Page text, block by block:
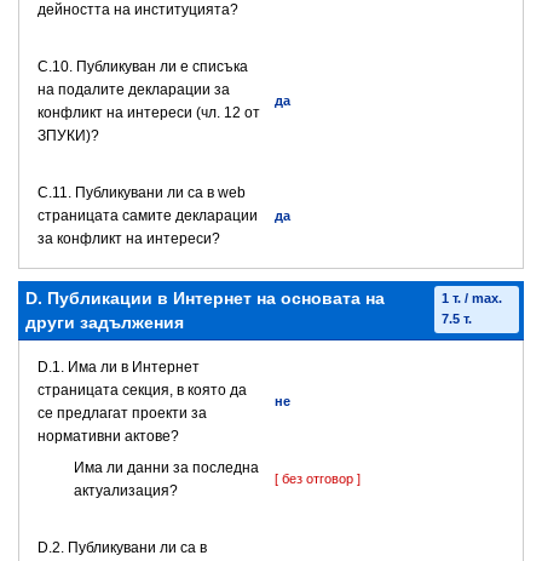
дейността на институцията?
C.10. Публикуван ли е списъка
на подалите декларации за
конфликт на интереси (чл. 12 от
ЗПУКИ)?
да
C.11. Публикувани ли са в web
страницата самите декларации
за конфликт на интереси?
да
D. Публикации в Интернет на основата на
други задължения
1 т. / max.
7.5 т.
D.1. Има ли в Интернет
страницата секция, в която да
се предлагат проекти за
нормативни актове?
не
Има ли данни за последна
актуализация?
[ без отговор ]
D.2. Публикувани ли са в